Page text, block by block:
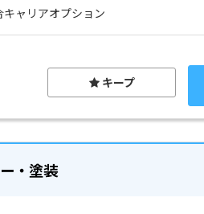
ャリアオプション
キープ
・塗装